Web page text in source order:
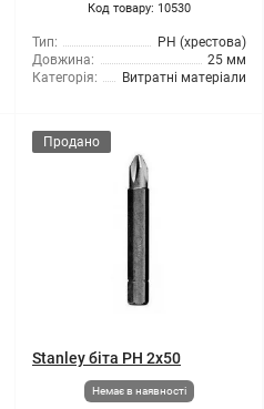
Код товару: 10530
Тип:
РН (хрестова)
Довжина:
25 мм
Категорія:
Витратні матеріали
Продано
Stanley біта PH 2x50
Немає в наявності